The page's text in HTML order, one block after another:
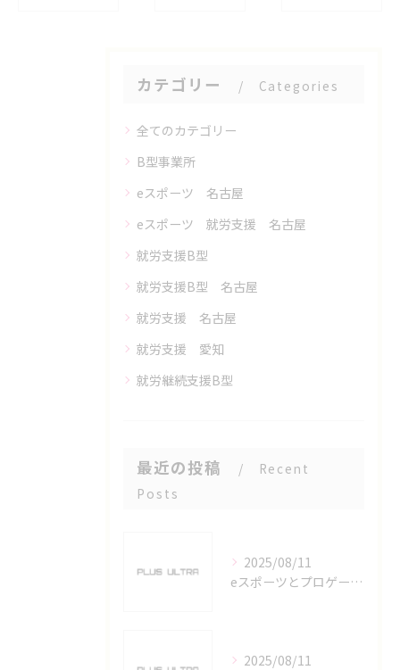
カテゴリー Categories
全てのカテゴリー
B型事業所
eスポーツ 名古屋
eスポーツ 就労支援 名古屋
就労支援B型
就労支援B型 名古屋
就労支援 名古屋
就労支援 愛知
就労継続支援B型
最近の投稿
Recent
Posts
2025/08/11
eスポーツとプロゲーマーを六番町駅で目指すための実践ガイド
2025/08/11